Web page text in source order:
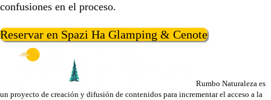
confusiones en el proceso.
Reservar en Spazi Ha Glamping & Cenote
Rumbo Naturaleza es
un proyecto de creación y difusión de contenidos para incrementar el acceso a la